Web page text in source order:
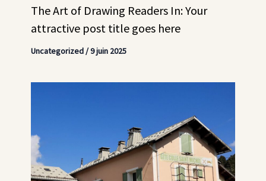
The Art of Drawing Readers In: Your
attractive post title goes here
Uncategorized/9 juin 2025